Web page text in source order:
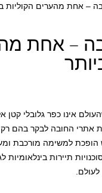
– אחת מהערים הקוליות
– אחת
אינו כפר גלובלי קטן
אתרי החובה לבקר בהם רק
למשימה מורכבת
תיירות בינלאומיות